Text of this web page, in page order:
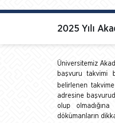
2025 Yılı
Üniversitemiz
başvuru takvimi
belirlenen
adresine
olup
dökümanların